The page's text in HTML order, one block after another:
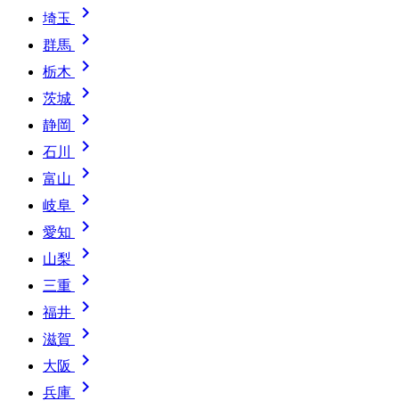
埼玉 
群馬 
栃木 
茨城 
静岡 
石川 
富山 
岐阜 
愛知 
山梨 
三重 
福井 
滋賀 
大阪 
兵庫 